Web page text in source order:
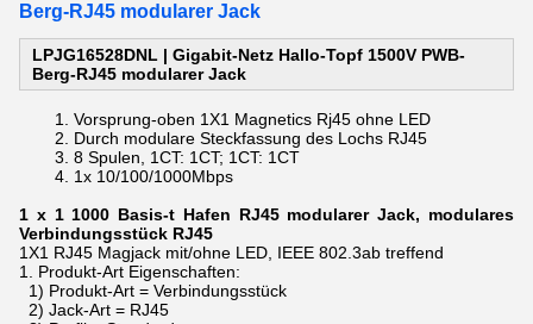
Berg-RJ45 modularer Jack
LPJG16528DNL | Gigabit-Netz Hallo-Topf 1500V PWB-
Berg-RJ45 modularer Jack
Vorsprung-oben 1X1 Magnetics Rj45 ohne LED
Durch modulare Steckfassung des Lochs RJ45
8 Spulen, 1CT: 1CT; 1CT: 1CT
1x 10/100/1000Mbps
1 x 1 1000 Basis-t Hafen RJ45 modularer Jack, modulares
Verbindungsstück RJ45
1X1 RJ45 Magjack mit/ohne LED, IEEE 802.3ab treffend
1. Produkt-Art Eigenschaften:
1) Produkt-Art = Verbindungsstück
2) Jack-Art = RJ45